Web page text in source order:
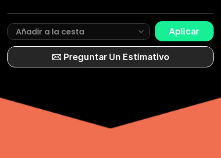
Aplicar
Preguntar Un Estimativo